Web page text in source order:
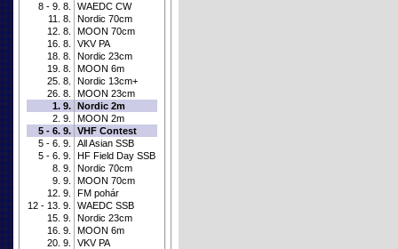
8 - 9. 8.
WAEDC CW
11. 8.
Nordic 70cm
12. 8.
MOON 70cm
16. 8.
VKV PA
18. 8.
Nordic 23cm
19. 8.
MOON 6m
25. 8.
Nordic 13cm+
26. 8.
MOON 23cm
1. 9. Nordic 2m
2. 9.
MOON 2m
5 - 6. 9. VHF Contest
5 - 6. 9.
All Asian SSB
5 - 6. 9.
HF Field Day SSB
8. 9.
Nordic 70cm
9. 9.
MOON 70cm
12. 9.
FM pohár
12 - 13. 9.
WAEDC SSB
15. 9.
Nordic 23cm
16. 9.
MOON 6m
20. 9.
VKV PA